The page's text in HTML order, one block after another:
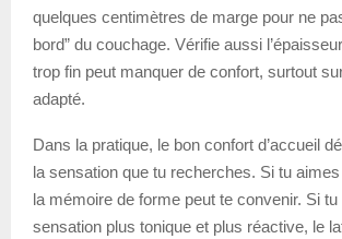
quelques centimètres de marge pour ne
bord” du couchage. Vérifie aussi
trop fin peut manquer de confort, surtout
adapté.
Dans la pratique, le bon confort d’accueil
la sensation que tu recherches. Si tu
la mémoire de forme peut te convenir. Si
sensation plus tonique et plus réactive, le